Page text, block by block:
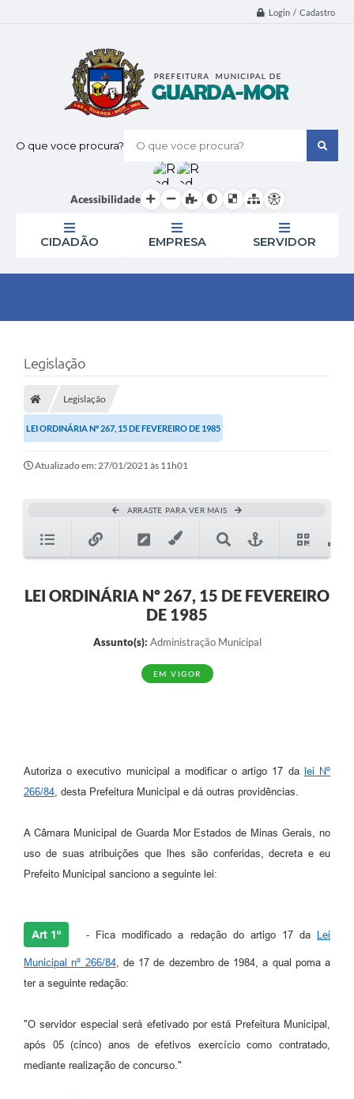
Login / Cadastro
O que voce procura?
Acessibilidade
CIDADÃO EMPRESA SERVIDOR
Legislação
Legislação
LEI ORDINÁRIA Nº 267, 15 DE FEVEREIRO DE 1985
Atualizado em: 27/01/2021 às 11h01
ARRASTE PARA VER MAIS
LEI ORDINÁRIA Nº 267, 15 DE FEVEREIRO
DE 1985
Assunto(s): Administração Municipal
EM VIGOR
Autoriza o executivo municipal a modificar o artigo 17 da lei Nº
266/84 , desta Prefeitura Municipal e dá outras providências.
A Câmara Municipal de Guarda Mor Estados de Minas Gerais, no
uso de suas atribuições que lhes são conferidas, decreta e eu
Prefeito Municipal sanciono a seguinte lei:
Art 1º - Fica modificado a redação do artigo 17 da Lei
Municipal nº 266/84, de 17 de dezembro de 1984, a qual poma a
ter a seguinte redação:
"O servidor especial será efetivado por está Prefeitura Municipal,
após 05 (cinco) anos de efetivos exercício como contratado,
mediante realização de concurso."